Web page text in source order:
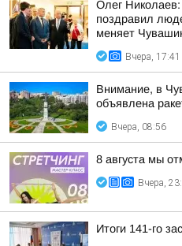
Олег
поздравил
меняет
Вчера, 17:41
Внимание, в
объявлена
Вчера, 08:56
8 августа мы
Вчера,
Итоги 141-го